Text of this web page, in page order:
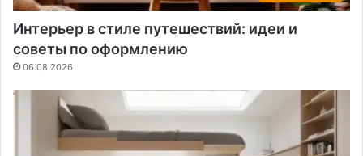
Интерьер в стиле путешествий: идеи и
советы по оформлению
06.08.2026